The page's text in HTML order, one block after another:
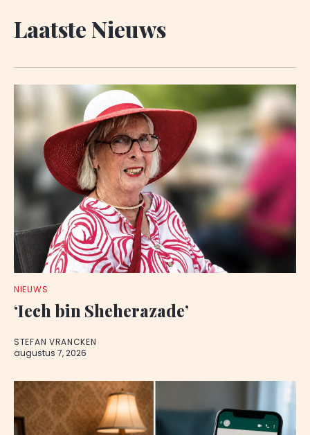
Laatste Nieuws
NIEUWS
‘Iech bin Sheherazade’
STEFAN VRANCKEN
augustus 7, 2026